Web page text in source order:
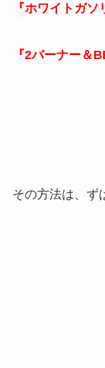
『ホワイトガソ
『2バーナー＆
その方法は、ず